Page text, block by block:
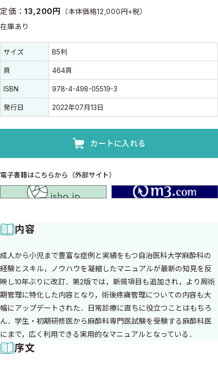
定価：13,200円 （本体価格12,000円+税）
在庫あり
書誌情報
書誌情報
サイズ B5判
頁 464頁
ISBN 978-4-498-05519-3
発行日 2022年07月13日
カートに入れる
電子書籍はこちらから（外部サイト）
内容
成人から小児まで豊富な症例と実績をもつ自治医科大学麻酔科の
経験とスキル，ノウハウを凝縮したマニュアルが最新の知見を反
映し10年ぶりに改訂．第2版では，新規項目も追加され，より周術
期管理に特化した内容となり，術後疼痛管理についての内容も大
幅にアップデートされた．日常診療に直ちに役立つことはもちろ
ん．学生・初期研修医から麻酔科専門医試験を受験する麻酔科医
にまで，広く利用できる実用的なマニュアルとなっている．
序文